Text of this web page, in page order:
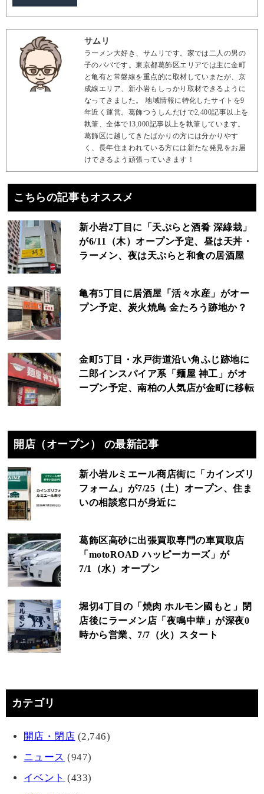
サムリ
ラーメン大好き、サムリです。家では二人の男の
子のパパです。東京都葛飾区エリアでは主に金町
と亀有と常磐線を重点的に取材していまたが、京
成線エリア、新小岩もしっかり取材できるように
なってきました。 地域情報に特化したサイトを9
年近く運営。葛飾つうしんだけで2,400記事以上を
執筆、全体で13,000記事以上を執筆しています。
葛飾区に越してきたばかりの方には分かりやす
く、長年住まわれている方には新たな発見をお届
けできるよう頑張っていきます！
こちらの記事もオススメ
新小岩2丁目に「天ぷらと酒肴 深綠栽」
が6/11（木）オープン予定、昼は天丼・
ラーメン、夜は天ぷらと和食の居酒屋
亀有5丁目に居酒屋「活々水産」がオー
プン予定、炭火焼鳥 金たろう跡地か？
金町5丁目・水戸街道沿い角ふじ跡地に
二郎インスパイア系「麺屋 神工」がオ
ープン予定、南柏の人気店が金町に移転
開店（オープン） の最新記事
新小岩ルミエール商店街に「カインズリ
フォーム」が7/25（土）オープン、住ま
いの相談窓口が身近に
葛飾区高砂に出張買取専門の車買取店
「motoROAD ハッピーカーズ」が
7/1（水）オープン
堀切4丁目の「焼肉 ホルモン國もと」閉
店後にラーメン店「夜鳴中華」が深夜0
時から営業、7/7（火）スタート
カテゴリ
開店・閉店 (2,746)
ニュース (947)
イベント (433)